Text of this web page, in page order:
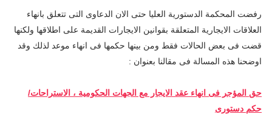
رفضت المحكمة الدستورية العليا حتى الان الدعاوى التى تتعلق بانهاء
العلاقات الايجارية المتعلقة بقوانين الايجارات القديمة على اطلاقها ولكنها
قضت فى بعض الحالات فقط ومن بينها حكمها فى انهاء موعد لذلك وقد
اوضحنا هذه المسالة فى مقالنا بعنوان :
حق المؤجر فى انهاء عقد الايجار مع الجهات الحكومية ، الاستراحات/
حكم دستورى